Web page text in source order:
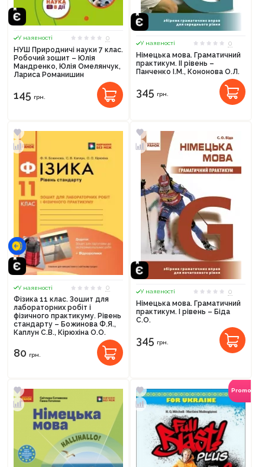
У наявності
0
НУШ Природничі науки 7 клас.
Робочий зошит – Юлія
Мандренко, Юлія Омелянчук,
Лариса Романишин
145 грн.
У наявності
0
Німецька мова. Граматичний
практикум. ІІ рівень –
Панченко І.М., Кононова О.Л.
345 грн.
У наявності
0
Фізика 11 клас. Зошит для
лабораторних робіт і
фізичного практикуму. Рівень
стандарту – Божинова Ф.Я.,
Каплун С.В., Кірюхіна О.О.
80 грн.
У наявності
0
Німецька мова. Граматичний
практикум. І рівень – Біда
С.О.
345 грн.